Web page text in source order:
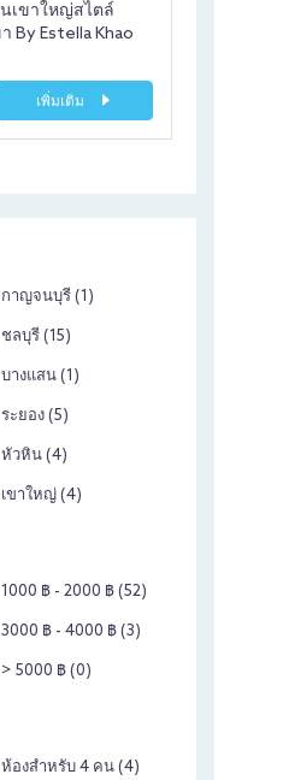
เขาใหญ่สไตล์
By Estella Khao
เพิ่มเติม
กาญจนบุรี (1 )
ชลบุรี (15)
บางแสน (1 )
ระยอง (5)
หัวหิน (4)
เขาใหญ่ (4)
1000 ฿ - 2000 ฿ (52)
3000 ฿ - 4000 ฿ (3)
> 5000 ฿ (0)
ห้องสำหรับ 4 คน (4)